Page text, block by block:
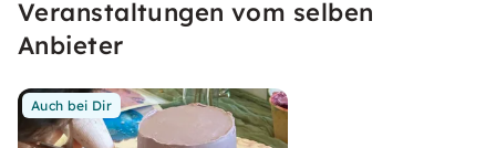
Veranstaltungen vom selben
Anbieter
Auch bei Dir